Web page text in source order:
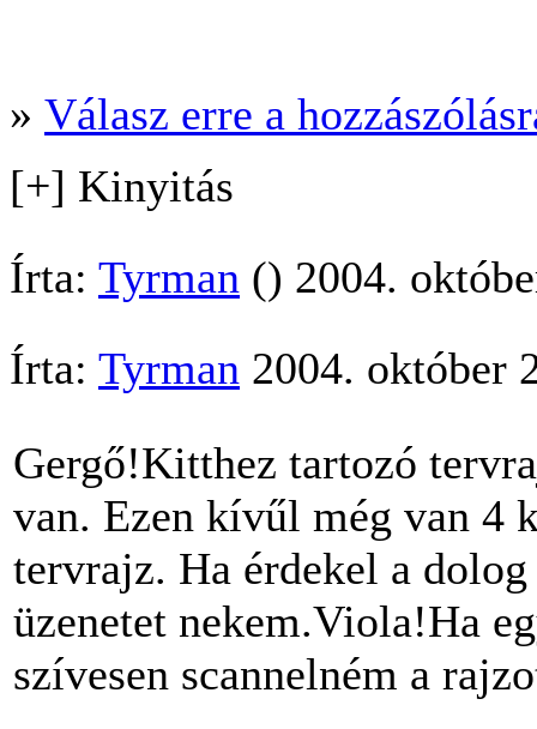
» Válasz erre a
[+] Kinyitás
Írta: Tyrman () 2004.
Írta: Tyrman 2004. október
Gergő!Kitthez tartozó
van. Ezen kívűl még van 4
tervrajz. Ha érdekel a
üzenetet nekem.Viola!Ha
szívesen scannelném a